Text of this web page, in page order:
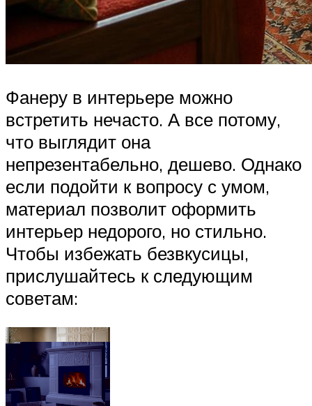
Фанеру в интерьере можно
встретить нечасто. А все потому,
что выглядит она
непрезентабельно, дешево. Однако
если подойти к вопросу с умом,
материал позволит оформить
интерьер недорого, но стильно.
Чтобы избежать безвкусицы,
прислушайтесь к следующим
советам: